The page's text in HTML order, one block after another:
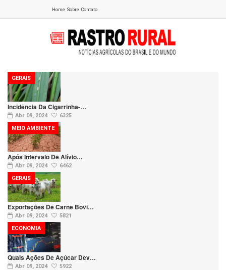
Home Sobre Contato
Incidência Da Cigarrinha-…
Abr 09, 2024 6325
GERAIS
Após Intervalo De Alívio…
Abr 09, 2024 6462
MEIO AMBIENTE
Exportações De Carne Bovi…
Abr 09, 2024 5821
GERAIS
Quais Ações De Açúcar Dev…
Abr 09, 2024 5922
ECONOMIA